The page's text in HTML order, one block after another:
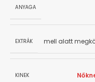
ANYAGA
EXTRÁK mell alatt
KINEK